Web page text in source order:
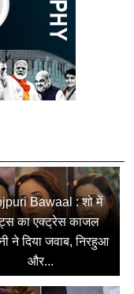
Bawaal : शो में
का एक्ट्रेस काजल
ने दिया जवाब, निरहुआ
और...